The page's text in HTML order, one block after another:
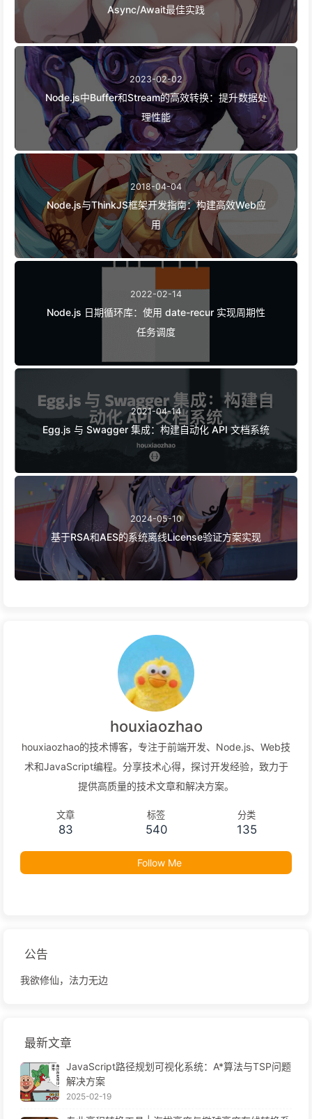
Async/Await最佳实践
2023-02-02
Node.js中Buffer和Stream的高效转换：提升数据处
理性能
2018-04-04
Node.js与ThinkJS框架开发指南：构建高效Web应
用
2022-02-14
Node.js 日期循环库：使用 date-recur 实现周期性
任务调度
2021-04-14
Egg.js 与 Swagger 集成：构建自动化 API 文档系统
2024-05-10
基于RSA和AES的系统离线License验证方案实现
houxiaozhao
houxiaozhao的技术博客，专注于前端开发、Node.js、Web技
术和JavaScript编程。分享技术心得，探讨开发经验，致力于
提供高质量的技术文章和解决方案。
文章
83
标签
540
分类
135
Follow Me
公告
我欲修仙，法力无边
最新文章
JavaScript路径规划可视化系统：A*算法与TSP问题
解决方案
2025-02-19